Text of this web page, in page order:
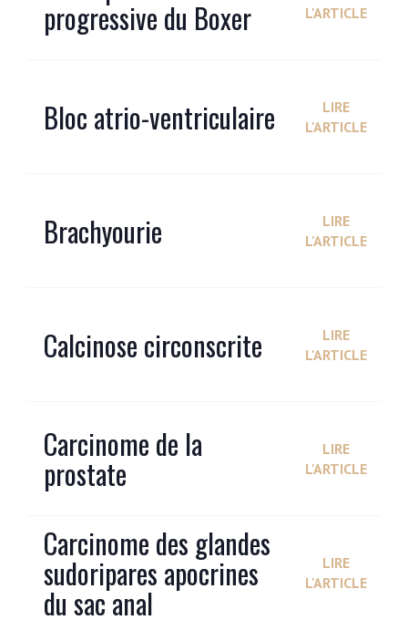
progressive du Boxer
L'ARTICLE
Bloc atrio-ventriculaire
LIRE
L'ARTICLE
Brachyourie
LIRE
L'ARTICLE
Calcinose circonscrite
LIRE
L'ARTICLE
Carcinome de la
prostate
LIRE
L'ARTICLE
Carcinome des glandes
sudoripares apocrines
du sac anal
LIRE
L'ARTICLE